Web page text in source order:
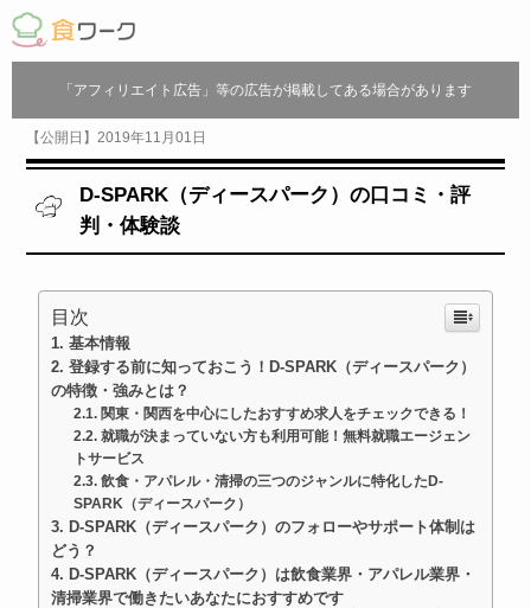
「アフィリエイト広告」等の広告が掲載してある場合があります
【公開日】2019年11月01日
D-SPARK（ディースパーク）の口コミ・評
判・体験談
目次
基本情報
登録する前に知っておこう！D-SPARK（ディースパーク）
の特徴・強みとは？
関東・関西を中心にしたおすすめ求人をチェックできる！
就職が決まっていない方も利用可能！無料就職エージェン
トサービス
飲食・アパレル・清掃の三つのジャンルに特化したD-
SPARK（ディースパーク）
D-SPARK（ディースパーク）のフォローやサポート体制は
どう？
D-SPARK（ディースパーク）は飲食業界・アパレル業界・
清掃業界で働きたいあなたにおすすめです